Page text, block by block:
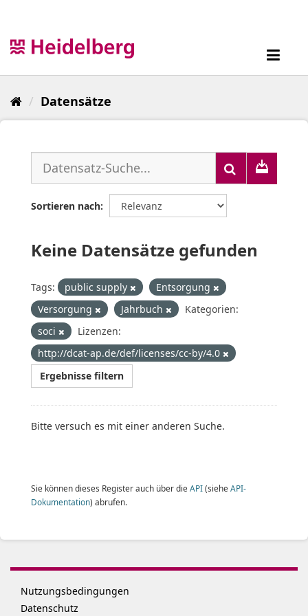
Datensätze
Sortieren nach
Keine Datensätze gefunden
Tags: public supply
Entsorgung
Versorgung
Jahrbuch
Kategorien:
soci
Lizenzen:
http://dcat-ap.de/def/licenses/cc-by/4.0
Ergebnisse filtern
Bitte versuch es mit einer anderen Suche.
Sie können dieses Register auch über die API(siehe API-
Dokumentation) abrufen.
Nutzungsbedingungen
Datenschutz